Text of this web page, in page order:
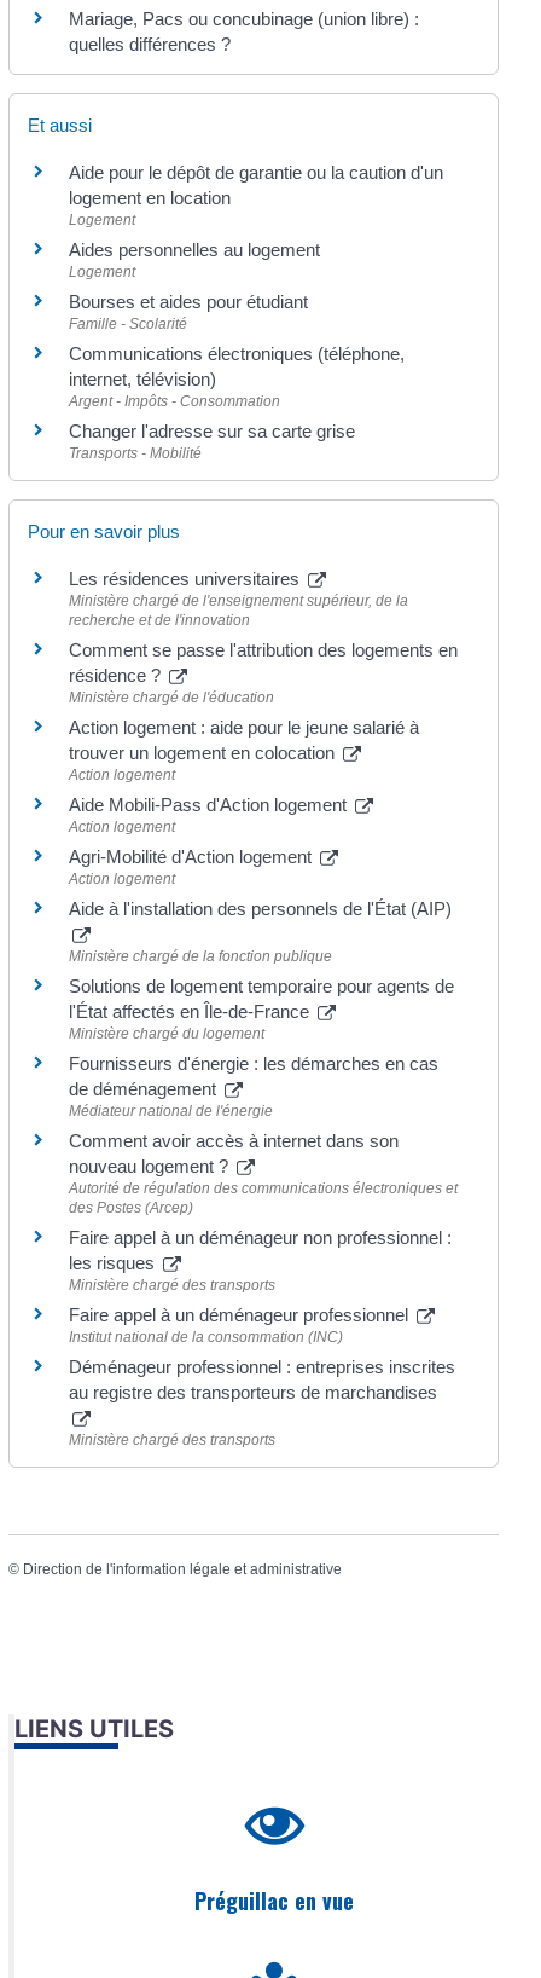
Mariage, Pacs ou concubinage (union libre) :
quelles différences ?
Et aussi
Aide pour le dépôt de garantie ou la caution d'un
logement en location
Logement
Aides personnelles au logement
Logement
Bourses et aides pour étudiant
Famille - Scolarité
Communications électroniques (téléphone,
internet, télévision)
Argent - Impôts - Consommation
Changer l'adresse sur sa carte grise
Transports - Mobilité
Pour en savoir plus
Les résidences universitaires
Ministère chargé de l'enseignement supérieur, de la
recherche et de l'innovation
Comment se passe l'attribution des logements en
résidence ?
Ministère chargé de l'éducation
Action logement : aide pour le jeune salarié à
trouver un logement en colocation
Action logement
Aide Mobili-Pass d'Action logement
Action logement
Agri-Mobilité d'Action logement
Action logement
Aide à l'installation des personnels de l'État (AIP)
Ministère chargé de la fonction publique
Solutions de logement temporaire pour agents de
l'État affectés en Île-de-France
Ministère chargé du logement
Fournisseurs d'énergie : les démarches en cas
de déménagement
Médiateur national de l'énergie
Comment avoir accès à internet dans son
nouveau logement ?
Autorité de régulation des communications électroniques et
des Postes (Arcep)
Faire appel à un déménageur non professionnel :
les risques
Ministère chargé des transports
Faire appel à un déménageur professionnel
Institut national de la consommation (INC)
Déménageur professionnel : entreprises inscrites
au registre des transporteurs de marchandises
Ministère chargé des transports
© Direction de l'information légale et administrative
LIENS UTILES
Préguillac en vue